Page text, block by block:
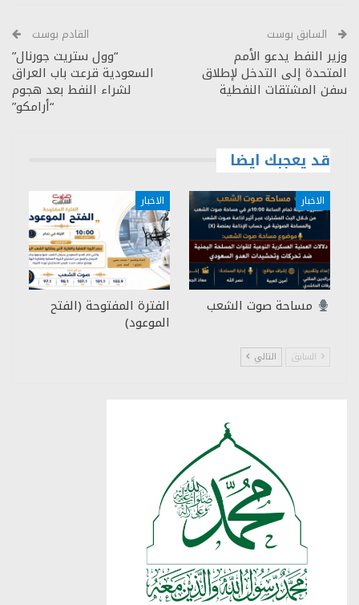
السابق بوست
وزير النفط يدعو الأمم
المتحدة إلى التدخل لإطلاق
سفن المشتقات النفطية
القادم بوست
“وول ستريت جورنال”
السعودية قرعت باب العراق
لشراء النفط بعد هجوم
“أرامكو”
قد يعجبك ايضا
الاخبار
مساحة صوت الشعب
الاخبار
الفترة المفتوحة (الفتح
الموعود)
السابق التالي